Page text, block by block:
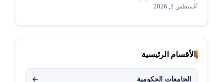
أغسطس 3, 2026
الأقسام الرئيسية
الجامعات الحكومية ←